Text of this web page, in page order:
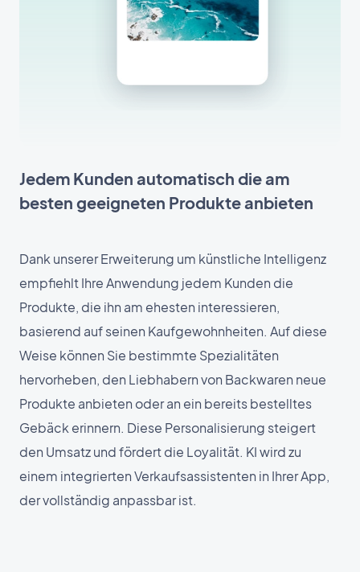
Jedem Kunden automatisch die am
besten geeigneten Produkte anbieten
Dank unserer Erweiterung um künstliche Intelligenz
empfiehlt Ihre Anwendung jedem Kunden die
Produkte, die ihn am ehesten interessieren,
basierend auf seinen Kaufgewohnheiten. Auf diese
Weise können Sie bestimmte Spezialitäten
hervorheben, den Liebhabern von Backwaren neue
Produkte anbieten oder an ein bereits bestelltes
Gebäck erinnern. Diese Personalisierung steigert
den Umsatz und fördert die Loyalität. KI wird zu
einem integrierten Verkaufsassistenten in Ihrer App,
der vollständig anpassbar ist.